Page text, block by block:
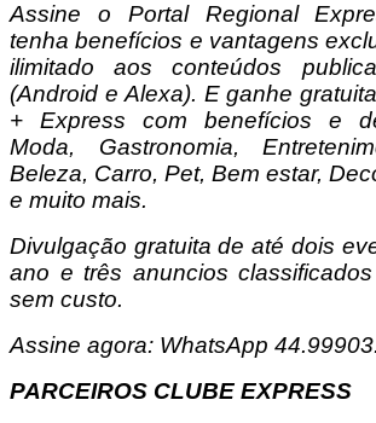
Assine o Portal Regional
tenha benefícios e vantagens
ilimitado aos conteúdos
(Android e Alexa). E ganhe
+ Express com benefícios e
Moda, Gastronomia,
Beleza, Carro, Pet, Bem estar,
e muito mais.
Divulgação gratuita de até dois
ano e três anuncios
sem custo.
Assine agora: WhatsApp
PARCEIROS CLUBE EXPRESS